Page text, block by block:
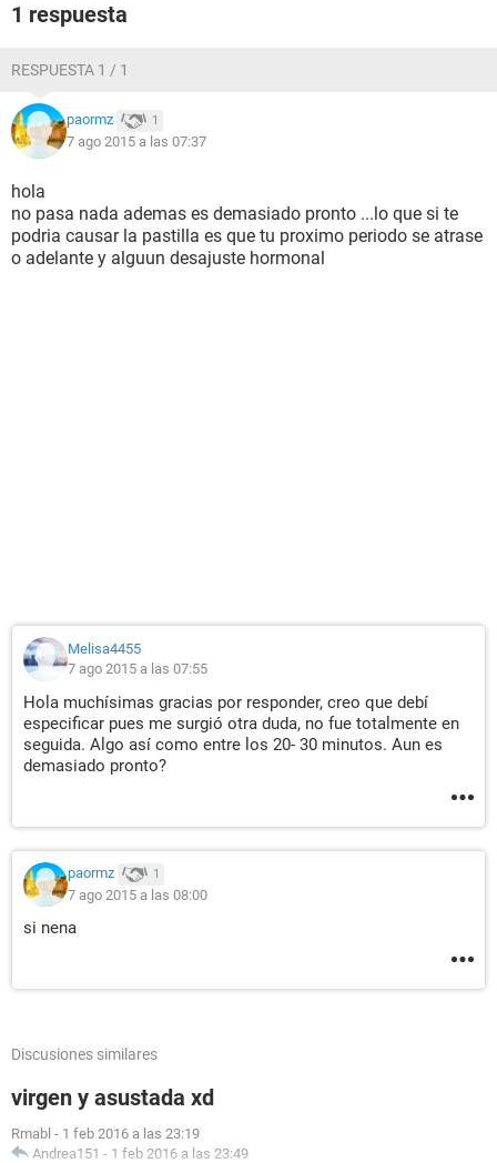
1 respuesta
RESPUESTA 1 / 1
paormz 1
7 ago 2015 a las 07:37
hola
no pasa nada ademas es demasiado pronto ...lo que si te
podria causar la pastilla es que tu proximo periodo se atrase
o adelante y alguun desajuste hormonal
Melisa4455
7 ago 2015 a las 07:55
Hola muchísimas gracias por responder, creo que debí
especificar pues me surgió otra duda, no fue totalmente en
seguida. Algo así como entre los 20- 30 minutos. Aun es
demasiado pronto?
paormz 1
7 ago 2015 a las 08:00
si nena
Discusiones similares
virgen y asustada xd
Rmabl - 1 feb 2016 a las 23:19
Andrea151 - 1 feb 2016 a las 23:49